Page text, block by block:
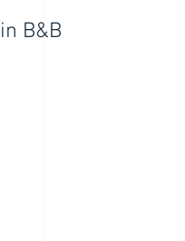
B&B und ein B&B
Wald